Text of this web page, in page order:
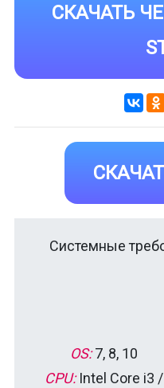
СКАЧАТЬ
Системные
OS:7, 8, 10
CPU:Intel Core i3 /